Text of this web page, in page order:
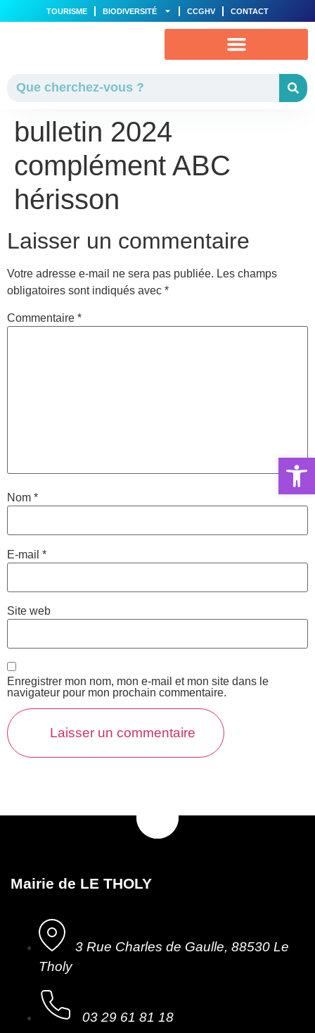
TOURISME BIODIVERSITÉ CCGHV CONTACT
bulletin 2024
complément ABC
hérisson
Laisser un commentaire
Votre adresse e-mail ne sera pas publiée. Les champs
obligatoires sont indiqués avec *
Commentaire *
Nom *
E-mail *
Site web
Enregistrer mon nom, mon e-mail et mon site dans le
navigateur pour mon prochain commentaire.
Mairie de LE THOLY
3 Rue Charles de Gaulle, 88530 Le
Tholy
03 29 61 81 18
Ouvrir